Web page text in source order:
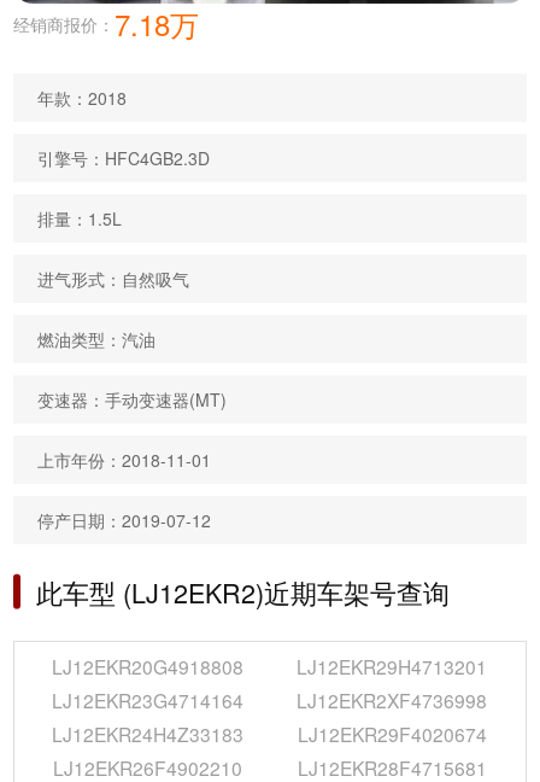
经销商报价： 7.18万
年款：2018
引擎号：HFC4GB2.3D
排量：1.5L
进气形式：自然吸气
燃油类型：汽油
变速器：手动变速器(MT)
上市年份：2018-11-01
停产日期：2019-07-12
此车型 (LJ12EKR2)近期车架号查询
LJ12EKR20G4918808
LJ12EKR29H4713201
LJ12EKR23G4714164
LJ12EKR2XF4736998
LJ12EKR24H4Z33183
LJ12EKR29F4020674
LJ12EKR26F4902210
LJ12EKR28F4715681